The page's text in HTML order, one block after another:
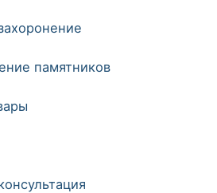
памятников